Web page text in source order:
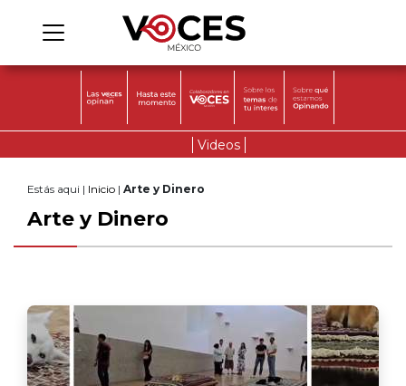
Videos
Estás aqui | Inicio | Arte y Dinero
Arte y Dinero